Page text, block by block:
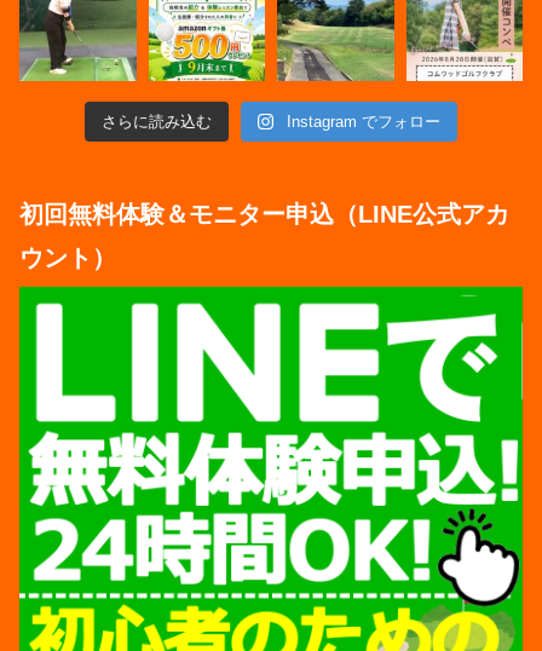
さらに読み込む Instagram でフォロー
初回無料体験＆モニター申込（LINE公式アカ
ウント）